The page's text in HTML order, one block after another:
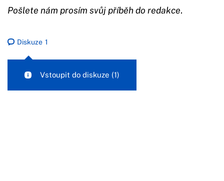
Pošlete nám prosím svůj příběh do redakce.
Diskuze 1
Vstoupit do diskuze (1)